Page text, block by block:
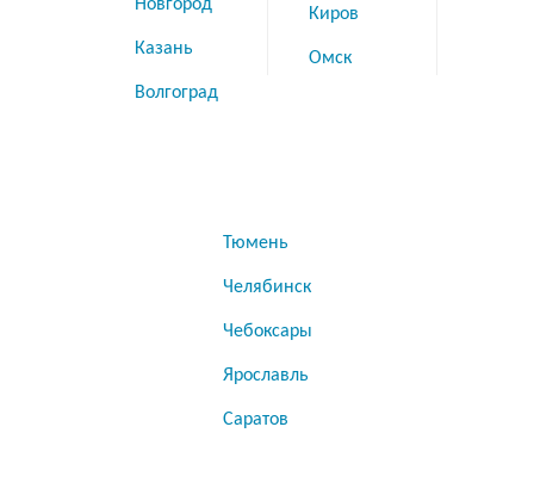
Новгород
Казань
Волгоград
Киров
Омск
Тюмень
Челябинск
Чебоксары
Ярославль
Саратов